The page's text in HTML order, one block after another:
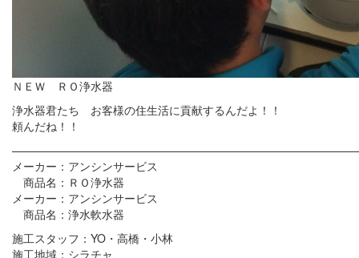
ＮＥＷ ＲＯ浄水器
浄水器君たち お客様の住生活に貢献するんだよ！！
頼んだね！！
メーカー：アンシンサービス
商品名：ＲＯ浄水器
メーカー：アンシンサービス
商品名：浄水軟水器
施工スタッフ：YO・高橋・小林
施工地域：シラチャ